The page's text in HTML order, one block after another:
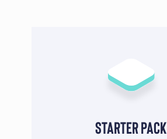
Starter pack